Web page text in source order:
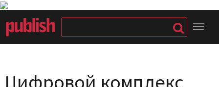
Цифровой комплекс